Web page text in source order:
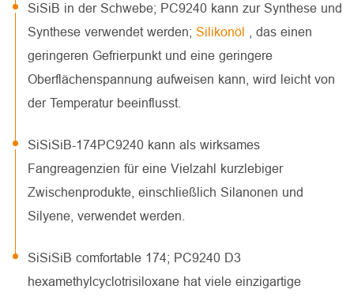
SiSiB in der Schwebe; PC9240 kann zur Synthese und
Synthese verwendet werden;Silikonöl
, das einen
geringeren Gefrierpunkt und eine geringere
Oberflächenspannung aufweisen kann, wird leicht von
der Temperatur beeinflusst.
SiSiSiB-174PC9240 kann als wirksames
Fangreagenzien für eine Vielzahl kurzlebiger
Zwischenprodukte, einschließlich Silanonen und
Silyene, verwendet werden.
SiSiSiB comfortable 174; PC9240 D3
hexamethylcyclotrisiloxane hat viele einzigartige